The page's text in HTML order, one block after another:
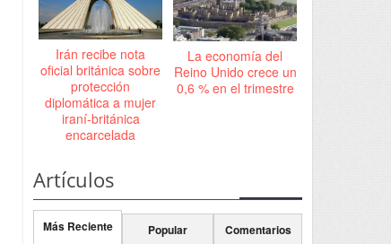
Irán recibe nota
oficial británica sobre
protección
diplomática a mujer
iraní-británica
encarcelada
La economía del
Reino Unido crece un
0,6 % en el trimestre
Artículos
Más Reciente Popular Comentarios